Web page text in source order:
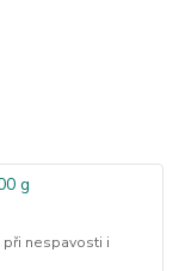
nespavosti i